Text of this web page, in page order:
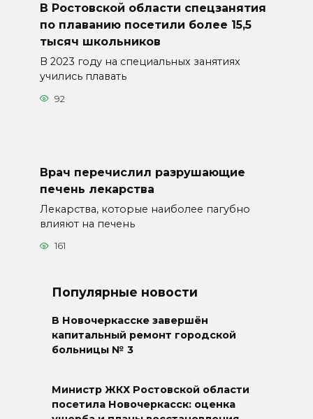
В Ростовской области спецзанятия
по плаванию посетили более 15,5
тысяч школьников
В 2023 году на специальных занятиях
учились плавать
92
Врач перечислил разрушающие
печень лекарства
Лекарства, которые наиболее пагубно
влияют на печень
161
Популярные новости
В Новочеркасске завершён
капитальный ремонт городской
больницы № 3
Министр ЖКХ Ростовской области
посетила Новочеркасск: оценка